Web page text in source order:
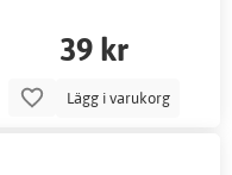
39 kr
Lägg i varukorg